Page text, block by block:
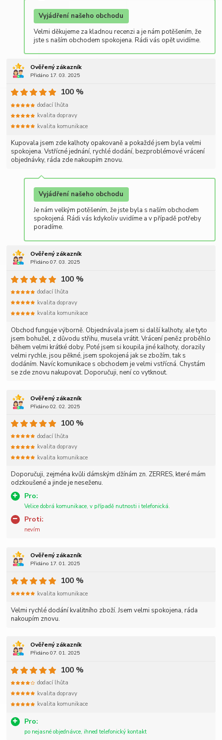
Vyjádření našeho obchodu
Velmi děkujeme za kladnou recenzi a je nám potěšením, že
jste s naším obchodem spokojena. Rádi vás opět uvidíme.
Ověřený zákazník
Přidáno 17. 03. 2025
Kupovala jsem zde kalhoty opakovaně a pokaždé jsem byla velmi
spokojena. Vstřícné jednání, rychlé dodání, bezproblémové vrácení
objednávky, ráda zde nakoupím znovu.
100 %
dodací lhůta
kvalita dopravy
kvalita komunikace
Vyjádření našeho obchodu
Je nám velkým potěšením, že jste byla s naším obchodem
spokojená. Rádi vás kdykoliv uvidíme a v případě potřeby
poradíme.
Ověřený zákazník
Přidáno 07. 03. 2025
Obchod funguje výborně. Objednávala jsem si další kalhoty, ale tyto
jsem bohužel, z důvodu střihu, musela vrátit. Vrácení peněz proběhlo
během velmi krátké doby. Poté jsem si koupila jiné kalhoty, dorazily
velmi rychle, jsou pěkné, jsem spokojená jak se zbožím, tak s
dodáním. Navíc komunikace s obchodem je velmi vstřícná. Chystám
se zde znovu nakupovat. Doporučuji, není co vytknout.
100 %
dodací lhůta
kvalita dopravy
kvalita komunikace
Ověřený zákazník
Přidáno 02. 02. 2025
Doporučuji, zejména kvůli dámským džínám zn. ZERRES, které mám
odzkoušené a jinde je neseženu.
Pro:
Velice dobrá komunikace, v případě nutnosti i telefonická.
Proti:
nevím
100 %
dodací lhůta
kvalita dopravy
kvalita komunikace
Ověřený zákazník
Přidáno 17. 01. 2025
Velmi rychlé dodání kvalitního zboží. Jsem velmi spokojena, ráda
nakoupím znovu.
100 %
kvalita komunikace
Ověřený zákazník
Přidáno 07. 01. 2025
Pro:
po nejasné objednávce, ihned telefonický kontakt
100 %
dodací lhůta
kvalita dopravy
kvalita komunikace